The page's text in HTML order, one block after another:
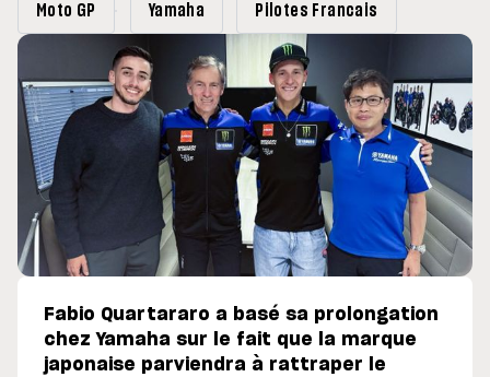
Moto GP Yamaha Pilotes Francais
Fabio Quartararo a basé sa prolongation
chez Yamaha sur le fait que la marque
japonaise parviendra à rattraper le